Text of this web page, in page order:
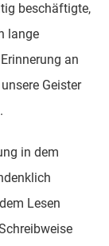
beschäftigte,
lange
an
Geister
in dem
Lesen